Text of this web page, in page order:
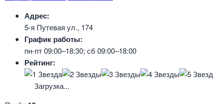
Адрес:
5-я Путевая ул., 174
График работы:
пн-пт 09:00–18:30; сб 09:00–18:00
Рейтинг:
Загрузка...